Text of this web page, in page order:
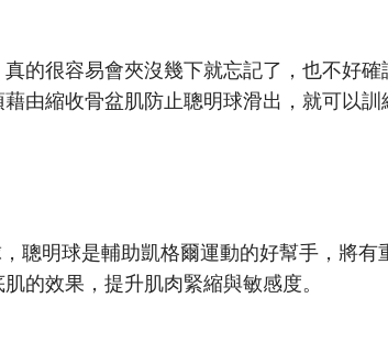
的很容易會夾沒幾下就忘記了，也不好
由縮收骨盆肌防止聰明球滑出，就可以
聰明球是輔助凱格爾運動的好幫手，將有
的效果，提升肌肉緊縮與敏感度。